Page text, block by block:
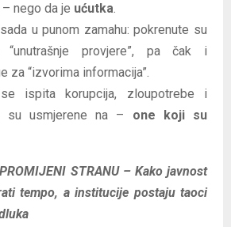
nego da je ućutka.
u punom zamahu: pokrenute su
“unutrašnje provjere”, pa čak i
za “izvorima informacija”.
ispita korupcija, zloupotrebe i
su usmjerene na – one koji su
STRANU – Kako javnost
tempo, a institucije postaju taoci